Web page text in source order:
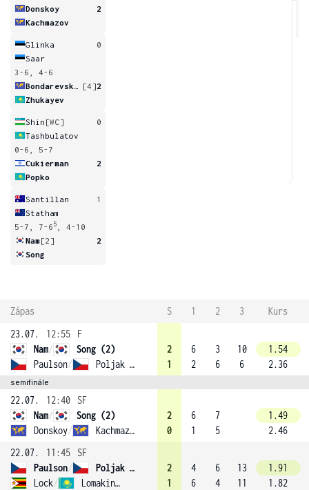
Donskoy
2
Kachmazov
Glinka
0
Saar
3-6, 4-6
[4]2
Zhukayev
Shin [WC]
0
Tashbulatov
0-6, 5-7
Cukierman
2
Popko
Santillan
1
Statham
5-7, 7-6 5
, 4-10
Nam[2]
2
Song
Zápas S 1 2 3
Kurs
23.07.
12:55
F
Nam/
Song (2)
Paulson/ Poljak (3)
2
1
6
2
3
6
10
6
1.54
2.36
semifinále
22.07. 12:40
SF
Nam/
Song (2)
Donskoy/ Kachmazov
2
0
6
1
7
5
1.49
2.46
22.07.
11:45
SF
Paulson/
Poljak (3)
Lock/ Lomakin (1)
2
1
4
6
6
4
13
11
1.91
1.82